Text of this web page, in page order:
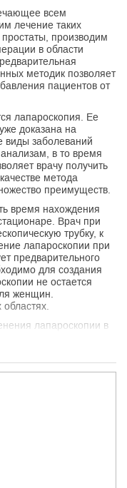
всем
лечение таких
производим
в области
методик позволяет
пациентов от
лапароскопия. Ее
доказана на
виды заболеваний
в то время
врачу получить
метода
преимуществ.
время нахождения
Врач при
трубку, к
лапароскопии при
предварительного
для создания
не остается
женщин.
лапароскопии в
бесплодие у